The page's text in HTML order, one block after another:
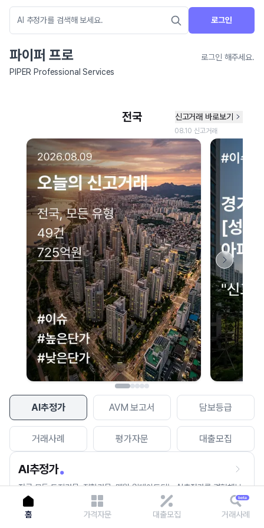
로그인
파이퍼 프로
로그인 해주세요.
PIPER Professional Services
AI추정가 AVM 보고서 담보등급
거래사례 평가자문 대출모집
AI추정가
전국 모든 토지건물, 집합건물, 매월 업데이트되는 AI추정가를 경험해보
세요.
네이버 지도 연결 안내
현재 네이버 지도 연결이 원활하지 않아 지도를 불러올 수 없습니다.
이용에 불편을 드려 죄송합니다.
다시 시도
홈 가격자문 대출모집 거래사례